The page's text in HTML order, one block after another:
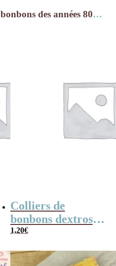
bonbons des années 80…
Colliers de
bonbons dextrose
x2
1,20€